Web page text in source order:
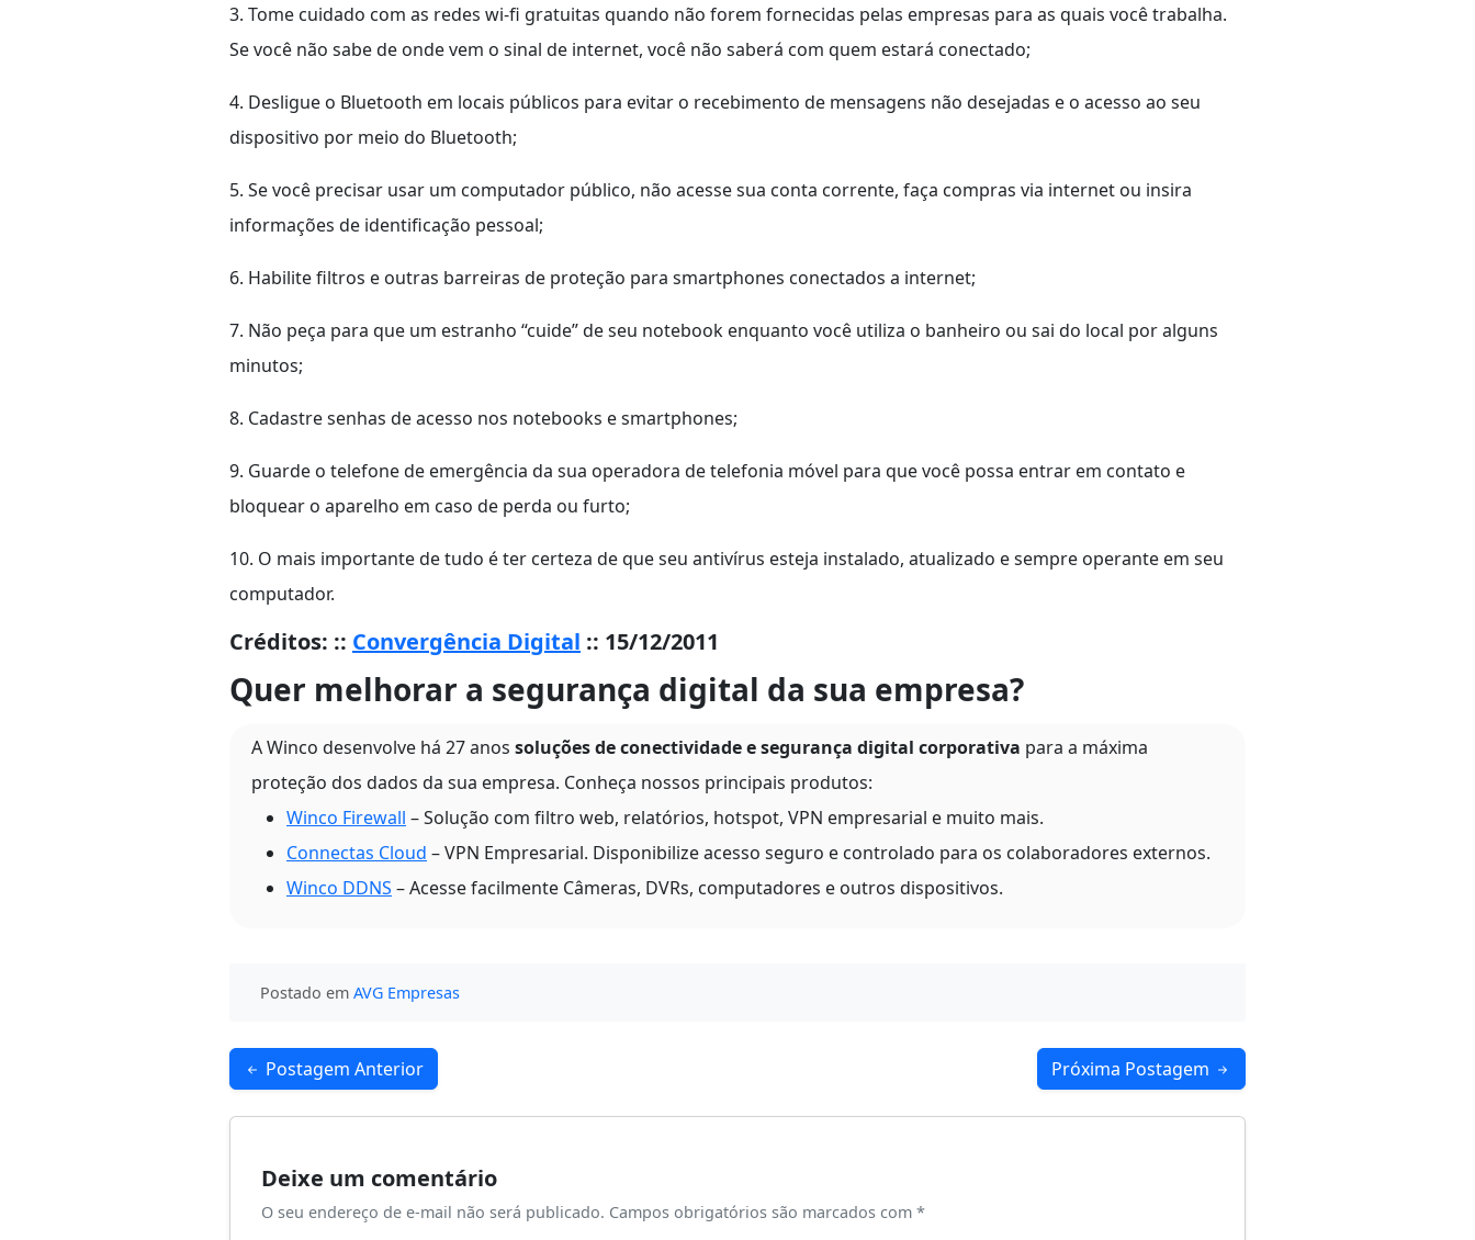
3. Tome cuidado com as redes wi-fi gratuitas quando não forem fornecidas pelas empresas para as quais você trabalha.
Se você não sabe de onde vem o sinal de internet, você não saberá com quem estará conectado;
4. Desligue o Bluetooth em locais públicos para evitar o recebimento de mensagens não desejadas e o acesso ao seu
dispositivo por meio do Bluetooth;
5. Se você precisar usar um computador público, não acesse sua conta corrente, faça compras via internet ou insira
informações de identificação pessoal;
6. Habilite filtros e outras barreiras de proteção para smartphones conectados a internet;
7. Não peça para que um estranho “cuide” de seu notebook enquanto você utiliza o banheiro ou sai do local por alguns
minutos;
8. Cadastre senhas de acesso nos notebooks e smartphones;
9. Guarde o telefone de emergência da sua operadora de telefonia móvel para que você possa entrar em contato e
bloquear o aparelho em caso de perda ou furto;
10. O mais importante de tudo é ter certeza de que seu antivírus esteja instalado, atualizado e sempre operante em seu
computador.
Créditos: :: Convergência Digital :: 15/12/2011
Quer melhorar a segurança digital da sua empresa?
A Winco desenvolve há 27 anos soluções de conectividade e segurança digital corporativa para a máxima
proteção dos dados da sua empresa. Conheça nossos principais produtos:
Winco Firewall – Solução com filtro web, relatórios, hotspot, VPN empresarial e muito mais.
Connectas Cloud – VPN Empresarial. Disponibilize acesso seguro e controlado para os colaboradores externos.
Winco DDNS – Acesse facilmente Câmeras, DVRs, computadores e outros dispositivos.
Postado em AVG Empresas
Navegação
de
Postagem Anterior Próxima Postagem
Deixe um comentário
O seu endereço de e-mail não será publicado. Campos obrigatórios são marcados com *